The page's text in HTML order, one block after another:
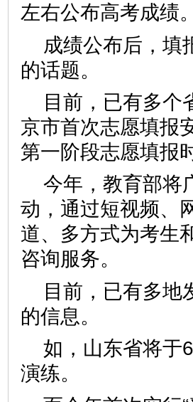
左右公布高考成绩。
成绩公布后，填
的话题。
目前，已有多个
京市首次志愿填报
第一阶段志愿填报
今年，教育部将
动，通过短视频、
道、多方式为考生
咨询服务。
目前，已有多地
的信息。
如，山东省将于
演练。